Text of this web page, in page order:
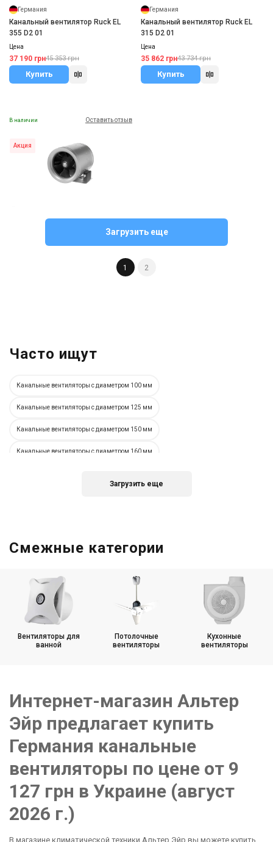
Германия
Канальный вентилятор Ruck EL
355 D2 01
Цена
37 190 грн45 353 грн
Купить
Германия
Канальный вентилятор Ruck EL
315 D2 01
Цена
35 862 грн43 734 грн
Купить
В наличии Оставить отзыв
Акция
Канальный вентилятор Ruck EL
Загрузить еще
1 2
Часто ищут
Канальные вентиляторы с диаметром 100 мм
Канальные вентиляторы с диаметром 125 мм
Канальные вентиляторы с диаметром 150 мм
Канальные вентиляторы с диаметром 160 мм
Вентиляторы для круглых каналов
Вентиляторы для прямоугольных каналов
Канальные вентиляторы с таймером
Канальные вентиляторы с ЕС двигателем
Загрузить еще
Смежные категории
Вентиляторы для
ванной
Потолочные
вентиляторы
Кухонные
вентиляторы
Интернет-магазин Альтер
Эйр предлагает купить
Германия канальные
вентиляторы по цене от 9
127 грн в Украине (август
2026 г.)
В магазине климатической техники Альтер Эйр вы можете купить